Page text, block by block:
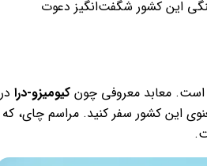
این کشور شگفت‌انگیز دعوت
است. معابد معروفی چون کیومیزو-درا در
این کشور سفر کنید. مراسم چای، که